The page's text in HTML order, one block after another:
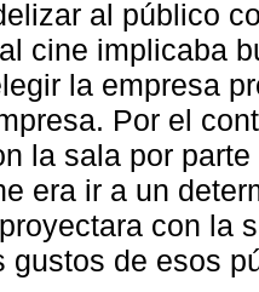
al público
cine implicaba
la empresa
Por el
la sala por
era ir a un
con la
gustos de esos